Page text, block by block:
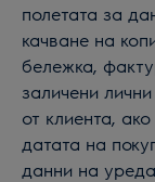
полетата за
качване на
бележка,
заличени
от клиента,
датата на
данни на